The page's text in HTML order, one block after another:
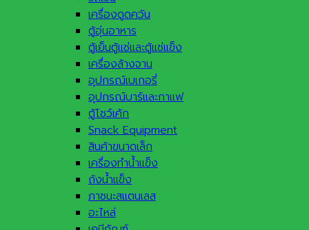
เครื่องดูดควัน
ตู้อุ่นอาหาร
ตู้เย็นตู้แช่และตู้แช่แข็ง
เครื่องล้างจาน
อุปกรณ์เบเกอรี่
อุปกรณ์บาร์และกาแฟ
ตู้โชว์เค้ก
Snack Equipment
สินค้าขนาดเล็ก
เครื่องทำน้ำแข็ง
ถังน้ำแข็ง
ภาชนะสแตนเลส
อะไหล่